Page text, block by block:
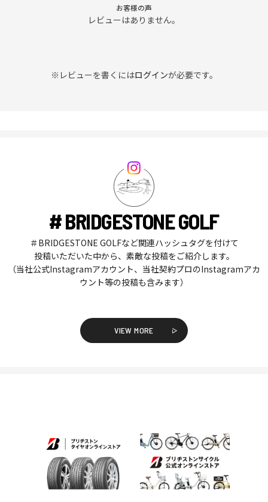
お客様の声
レビューはありません。
※レビューを書くにはログインが必要です。
# BRIDGESTONE GOLF
＃BRIDGESTONE GOLFなど関連ハッシュタグを付けて
投稿いただいた中から、素敵な投稿をご紹介します。
（当社公式Instagramアカウント、当社契約プロのInstagramアカ
ウント等の投稿も含みます）
VIEW MORE